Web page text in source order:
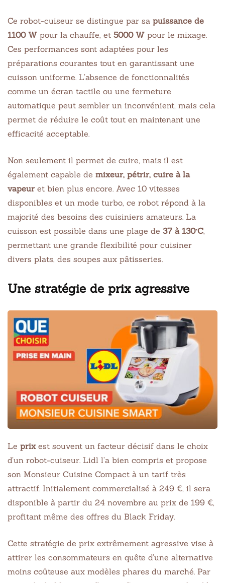
Ce robot-cuiseur se distingue par sa puissance de
1100 W pour la chauffe, et 5000 W pour le mixage.
Ces performances sont adaptées pour les
préparations courantes tout en garantissant une
cuisson uniforme. L’absence de fonctionnalités
comme un écran tactile ou une fermeture
automatique peut sembler un inconvénient, mais cela
permet de réduire le coût tout en maintenant une
efficacité acceptable.
Non seulement il permet de cuire, mais il est
également capable de mixeur, pétrir, cuire à la
vapeuret bien plus encore. Avec 10 vitesses
disponibles et un mode turbo, ce robot répond à la
majorité des besoins des cuisiniers amateurs. La
cuisson est possible dans une plage de 37 à 130°C,
permettant une grande flexibilité pour cuisiner
divers plats, des soupes aux pâtisseries.
Une stratégie de prix agressive
Le prixest souvent un facteur décisif dans le choix
d’un robot-cuiseur. Lidl l’a bien compris et propose
son Monsieur Cuisine Compact à un tarif très
attractif. Initialement commercialisé à 249 €, il sera
disponible à partir du 24 novembre au prix de 199 €,
profitant même des offres du Black Friday.
Cette stratégie de prix extrêmement agressive vise à
attirer les consommateurs en quête d’une alternative
moins coûteuse aux modèles phares du marché. Par